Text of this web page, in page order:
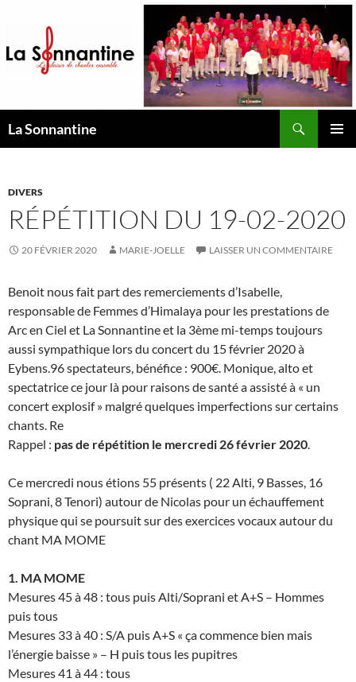
contenu
La Sonnantine
DIVERS
RÉPÉTITION DU 19-02-2020
20 FÉVRIER 2020 MARIE-JOELLE LAISSER UN COMMENTAIRE
Benoit nous fait part des remerciements d’Isabelle,
responsable de Femmes d’Himalaya pour les prestations de
Arc en Ciel et La Sonnantine et la 3ème mi-temps toujours
aussi sympathique lors du concert du 15 février 2020 à
Eybens.96 spectateurs, bénéfice : 900€. Monique, alto et
spectatrice ce jour là pour raisons de santé a assisté à « un
concert explosif » malgré quelques imperfections sur certains
chants. Re
Rappel : pas de répétition le mercredi 26 février 2020.
Ce mercredi nous étions 55 présents ( 22 Alti, 9 Basses, 16
Soprani, 8 Tenori) autour de Nicolas pour un échauffement
physique qui se poursuit sur des exercices vocaux autour du
chant MA MOME
1. MA MOME
Mesures 45 à 48 : tous puis Alti/Soprani et A+S – Hommes
puis tous
Mesures 33 à 40 : S/A puis A+S « ça commence bien mais
l’énergie baisse » – H puis tous les pupitres
Mesures 41 à 44 : tous